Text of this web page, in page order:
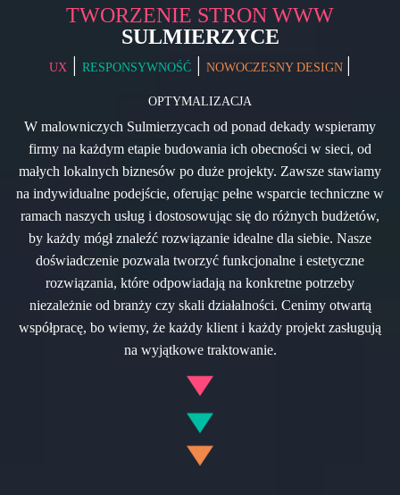
TWORZENIE STRON WWW
SULMIERZYCE
UX | RESPONSYWNOŚĆ | NOWOCZESNY DESIGN |
OPTYMALIZACJA
W malowniczych Sulmierzycach od ponad dekady wspieramy
firmy na każdym etapie budowania ich obecności w sieci, od
małych lokalnych biznesów po duże projekty. Zawsze stawiamy
na indywidualne podejście, oferując pełne wsparcie techniczne w
ramach naszych usług i dostosowując się do różnych budżetów,
by każdy mógł znaleźć rozwiązanie idealne dla siebie. Nasze
doświadczenie pozwala tworzyć funkcjonalne i estetyczne
rozwiązania, które odpowiadają na konkretne potrzeby
niezależnie od branży czy skali działalności. Cenimy otwartą
współpracę, bo wiemy, że każdy klient i każdy projekt zasługują
na wyjątkowe traktowanie.